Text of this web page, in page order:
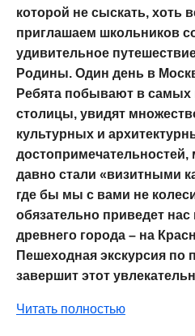
которой не сыскать, хоть
приглашаем школьников
удивительное
Родины. Один день в
Ребята побывают в самых
столицы, увидят
культурных и
достопримечательностей,
давно стали «визитными
где бы мы с вами не
обязательно приведет
древнего города – на
Пешеходная экскурсия
завершит этот
Читать полностью